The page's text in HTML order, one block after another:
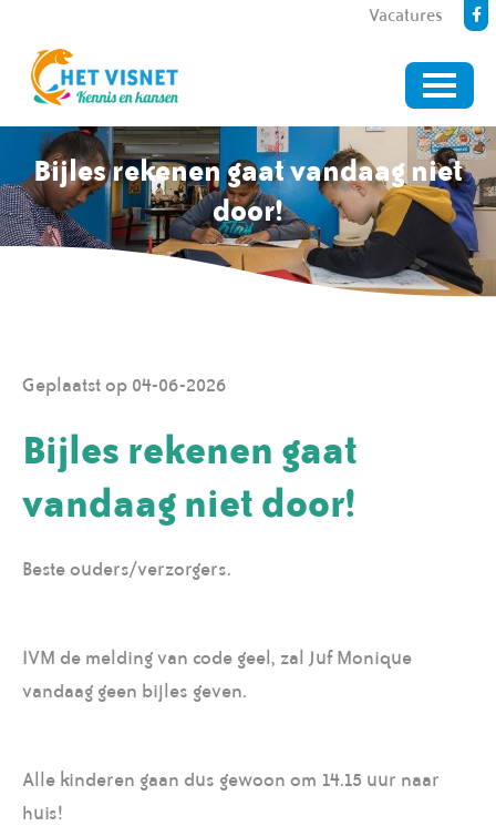
Vacatures
Bijles rekenen gaat vandaag niet
door!
Geplaatst op 04-06-2026
Bijles rekenen gaat
vandaag niet door!
Beste ouders/verzorgers.
IVM de melding van code geel, zal Juf Monique
vandaag geen bijles geven.
Alle kinderen gaan dus gewoon om 14.15 uur naar
huis!